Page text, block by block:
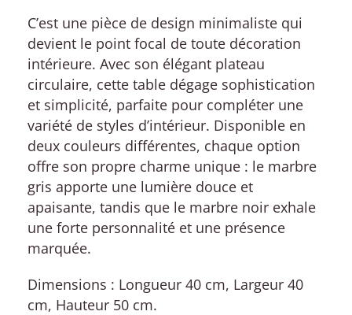
C’est une pièce de design minimaliste qui
devient le point focal de toute décoration
intérieure. Avec son élégant plateau
circulaire, cette table dégage sophistication
et simplicité, parfaite pour compléter une
variété de styles d’intérieur. Disponible en
deux couleurs différentes, chaque option
offre son propre charme unique : le marbre
gris apporte une lumière douce et
apaisante, tandis que le marbre noir exhale
une forte personnalité et une présence
marquée.
Dimensions : Longueur 40 cm, Largeur 40
cm, Hauteur 50 cm.